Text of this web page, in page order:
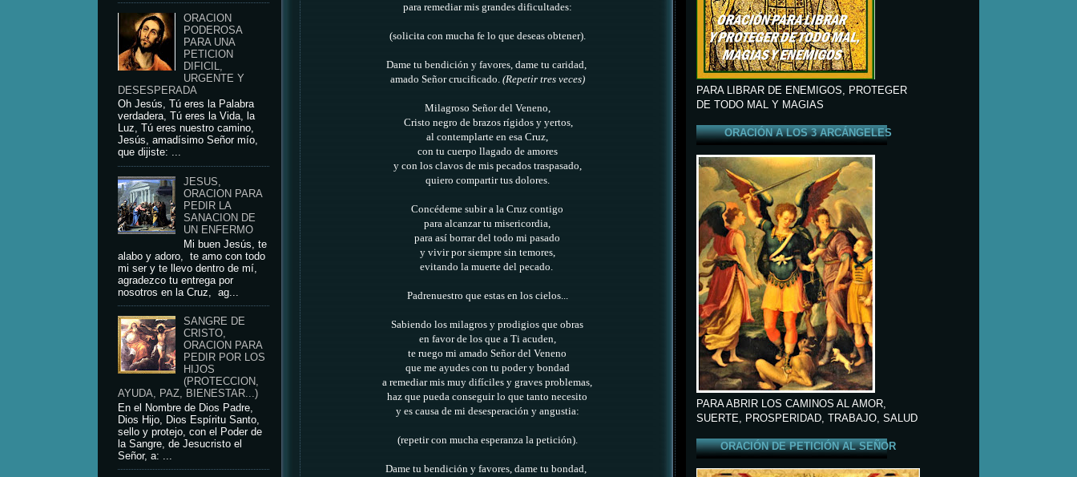
ORACION
PODEROSA
PARA UNA
PETICION
DIFICIL,
URGENTE Y
DESESPERADA
Oh Jesús, Tú eres la Palabra
verdadera, Tú eres la Vida, la
Luz, Tú eres nuestro camino,
Jesús, amadísimo Señor mío,
que dijiste: ...
JESUS,
ORACION PARA
PEDIR LA
SANACION DE
UN ENFERMO
Mi buen Jesús, te
alabo y adoro, te amo con todo
mi ser y te llevo dentro de mí,
agradezco tu entrega por
nosotros en la Cruz, ag...
SANGRE DE
CRISTO,
ORACION PARA
PEDIR POR LOS
HIJOS
(PROTECCION,
AYUDA, PAZ, BIENESTAR...)
En el Nombre de Dios Padre,
Dios Hijo, Dios Espíritu Santo,
sello y protejo, con el Poder de
la Sangre, de Jesucristo el
Señor, a: ...
para remediar mis grandes dificultades:
(solicita con mucha fe lo que deseas obtener).
Dame tu bendición y favores, dame tu caridad,
amado Señor crucificado. (Repetir tres veces)
Milagroso Señor del Veneno,
Cristo negro de brazos rígidos y yertos,
al contemplarte en esa Cruz,
con tu cuerpo llagado de amores
y con los clavos de mis pecados traspasado,
quiero compartir tus dolores.
Concédeme subir a la Cruz contigo
para alcanzar tu misericordia,
para así borrar del todo mi pasado
y vivir por siempre sin temores,
evitando la muerte del pecado.
Padrenuestro que estas en los cielos...
Sabiendo los milagros y prodigios que obras
en favor de los que a Ti acuden,
te ruego mi amado Señor del Veneno
que me ayudes con tu poder y bondad
a remediar mis muy difíciles y graves problemas,
haz que pueda conseguir lo que tanto necesito
y es causa de mi desesperación y angustia:
(repetir con mucha esperanza la petición).
Dame tu bendición y favores, dame tu bondad,
PARA LIBRAR DE ENEMIGOS, PROTEGER
DE TODO MAL Y MAGIAS
ORACIÓN A LOS 3 ARCÁNGELES
PARA ABRIR LOS CAMINOS AL AMOR,
SUERTE, PROSPERIDAD, TRABAJO, SALUD
ORACIÓN DE PETICIÓN AL SEÑOR